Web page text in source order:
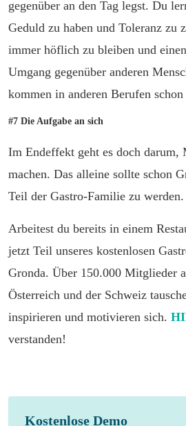
gegenüber an den Tag legst. Du
Geduld zu haben und Toleranz zu
immer höflich zu bleiben und
Umgang gegenüber anderen
kommen in anderen Berufen
#7 Die Aufgabe an sich
Im Endeffekt geht es doch darum,
machen. Das alleine sollte schon
Teil der Gastro-Familie zu
Arbeitest du bereits in einem
jetzt Teil unseres kostenlosen
Gronda. Über 150.000 Mitglieder
Österreich und der Schweiz
inspirieren und motivieren sich.
verstanden!
Kostenlose Demo